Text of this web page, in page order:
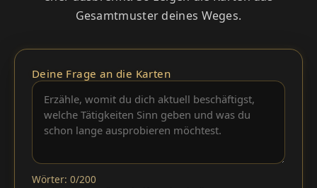
Gesamtmuster deines Weges.
Deine Frage an die Karten
Wörter: 0/200